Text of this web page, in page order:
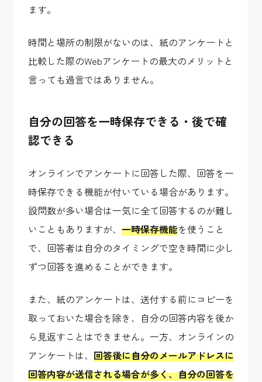
ます。
時間と場所の制限がないのは、紙のアンケートと
比較した際のWebアンケートの最大のメリットと
言っても過言ではありません。
自分の回答を一時保存できる・後で確
認できる
オンラインでアンケートに回答した際、回答を一
時保存できる機能が付いている場合があります。
設問数が多い場合は一気に全て回答するのが難し
いこともありますが、 一時保存機能を使うこと
で、回答者は自分のタイミングで空き時間に少し
ずつ回答を進めることができます。
また、紙のアンケートは、送付する前にコピーを
取っておいた場合を除き、自分の回答内容を後か
ら見返すことはできません。一方、オンラインの
アンケートは、 回答後に自分のメールアドレスに
回答内容が送信される場合が多く、自分の回答を